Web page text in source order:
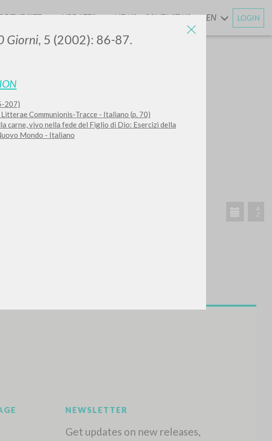
Giorni, 5 (2002): 86-87.
207)
Communionis-Tracce - Italiano (p. 70)
carne, vivo nella fede del Figlio di Dio: Esercizi della
Mondo - Italiano
THE SITE UPDATESANDNEWS CONTACT US EN LOGIN